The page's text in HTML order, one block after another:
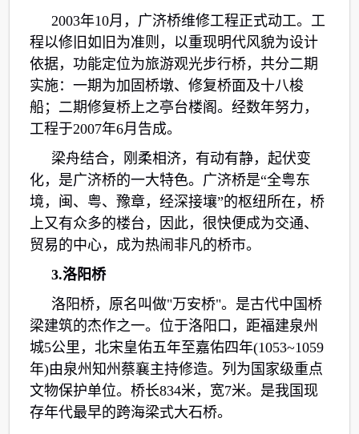
2003年10月，广济桥维修工程正式动工。工
程以修旧如旧为准则，以重现明代风貌为设计
依据，功能定位为旅游观光步行桥，共分二期
实施：一期为加固桥墩、修复桥面及十八梭
船；二期修复桥上之亭台楼阁。经数年努力，
工程于2007年6月告成。
梁舟结合，刚柔相济，有动有静，起伏变
化，是广济桥的一大特色。广济桥是“全粤东
境，闽、粤、豫章，经深接壤”的枢纽所在，桥
上又有众多的楼台，因此，很快便成为交通、
贸易的中心，成为热闹非凡的桥市。
3.洛阳桥
洛阳桥，原名叫做"万安桥"。是古代中国桥
梁建筑的杰作之一。位于洛阳口，距福建泉州
城5公里，北宋皇佑五年至嘉佑四年(1053~1059
年)由泉州知州蔡襄主持修造。列为国家级重点
文物保护单位。桥长834米，宽7米。是我国现
存年代最早的跨海梁式大石桥。